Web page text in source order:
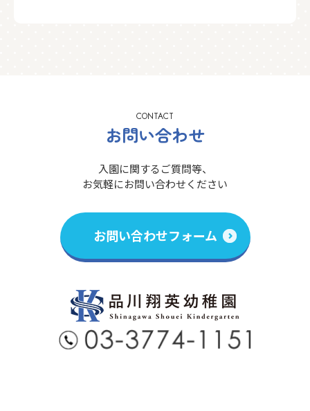
CONTACT
お問い合わせ
入園に関するご質問等、
お気軽にお問い合わせください
お問い合わせフォーム